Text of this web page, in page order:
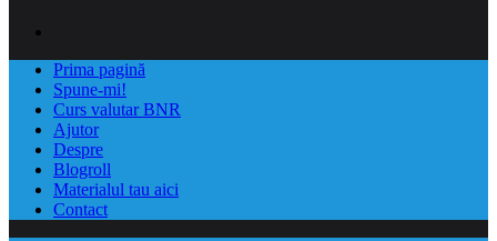
Prima pagină
Spune-mi!
Curs valutar BNR
Ajutor
Despre
Blogroll
Materialul tau aici
Contact